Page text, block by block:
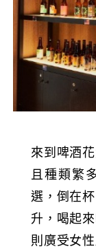
來到啤酒
且種類繁
選，倒在
升，喝起
則廣受女